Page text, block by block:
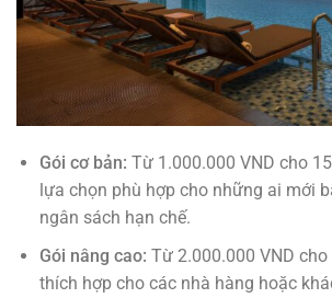
Gói cơ bản: Từ 1.000.000 VND cho
lựa chọn phù hợp cho những ai mới
ngân sách hạn chế.
Gói nâng cao: Từ 2.000.000 VND
thích hợp cho các nhà hàng hoặc